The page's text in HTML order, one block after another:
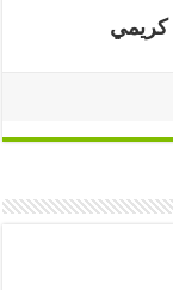
كريمي